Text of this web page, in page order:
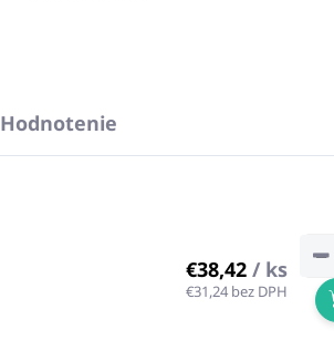
Hodnotenie
€38,42 / ks
€31,24 bez DPH
−